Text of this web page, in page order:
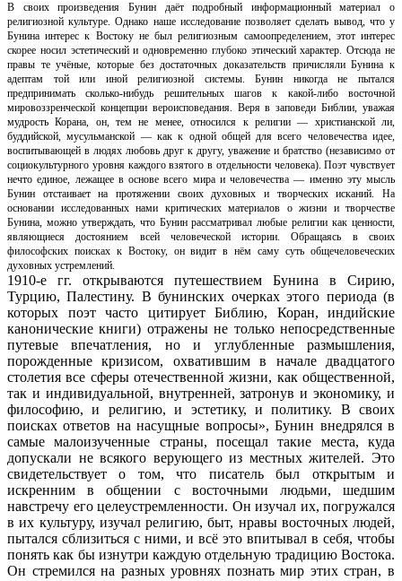
В своих произведения Бунин даёт подробный информационный материал о
религиозной культуре. Однако наше исследование позволяет сделать вывод, что у
Бунина интерес к Востоку не был религиозным самоопределением, этот интерес
скорее носил эстетический и одновременно глубоко этический характер. Отсюда не
правы те учёные, которые без достаточных доказательств причисляли Бунина к
адептам той или иной религиозной системы. Бунин никогда не пытался
предпринимать сколько-нибудь решительных шагов к какой-либо восточной
мировоззренческой концепции вероисповедания. Веря в заповеди Библии, уважая
мудрость Корана, он, тем не менее, относился к религии — христианской ли,
буддийской, мусульманской — как к одной общей для всего человечества идее,
воспитывающей в людях любовь друг к другу, уважение и братство (независимо от
социокультурного уровня каждого взятого в отдельности человека). Поэт чувствует
нечто единое, лежащее в основе всего мира и человечества — именно эту мысль
Бунин отстаивает на протяжении своих духовных и творческих исканий. На
основании исследованных нами критических материалов о жизни и творчестве
Бунина, можно утверждать, что Бунин рассматривал любые религии как ценности,
являющиеся достоянием всей человеческой истории. Обращаясь в своих
философских поисках к Востоку, он видит в нём саму суть общечеловеческих
духовных устремлений.
1910-е гг. открываются путешествием Бунина в Сирию,
Турцию, Палестину. В бунинских очерках этого периода (в
которых поэт часто цитирует Библию, Коран, индийские
канонические книги) отражены не только непосредственные
путевые впечатления, но и углубленные размышления,
порожденные кризисом, охватившим в начале двадцатого
столетия все сферы отечественной жизни, как общественной,
так и индивидуальной, внутренней, затронув и экономику, и
философию, и религию, и эстетику, и политику. В своих
поисках ответов на насущные вопросы», Бунин внедрялся в
самые малоизученные страны, посещал такие места, куда
допускали не всякого верующего из местных жителей. Это
свидетельствует о том, что писатель был открытым и
искренним в общении с восточными людьми, шедшим
навстречу его целеустремленности. Он изучал их, погружался
в их культуру, изучал религию, быт, нравы восточных людей,
пытался сблизиться с ними, и всё это впитывал в себя, чтобы
понять как бы изнутри каждую отдельную традицию Востока.
Он стремился на разных уровнях познать мир этих стран, в